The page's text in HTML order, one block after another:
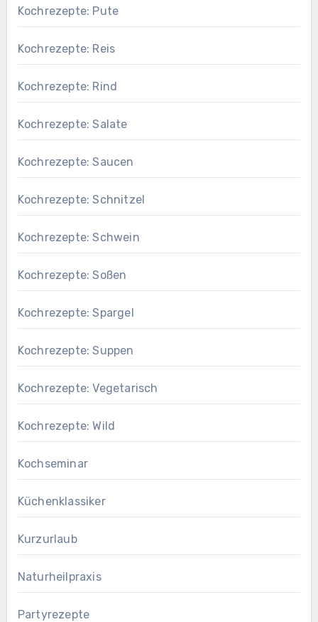
Kochrezepte: Pute
Kochrezepte: Reis
Kochrezepte: Rind
Kochrezepte: Salate
Kochrezepte: Saucen
Kochrezepte: Schnitzel
Kochrezepte: Schwein
Kochrezepte: Soßen
Kochrezepte: Spargel
Kochrezepte: Suppen
Kochrezepte: Vegetarisch
Kochrezepte: Wild
Kochseminar
Küchenklassiker
Kurzurlaub
Naturheilpraxis
Partyrezepte